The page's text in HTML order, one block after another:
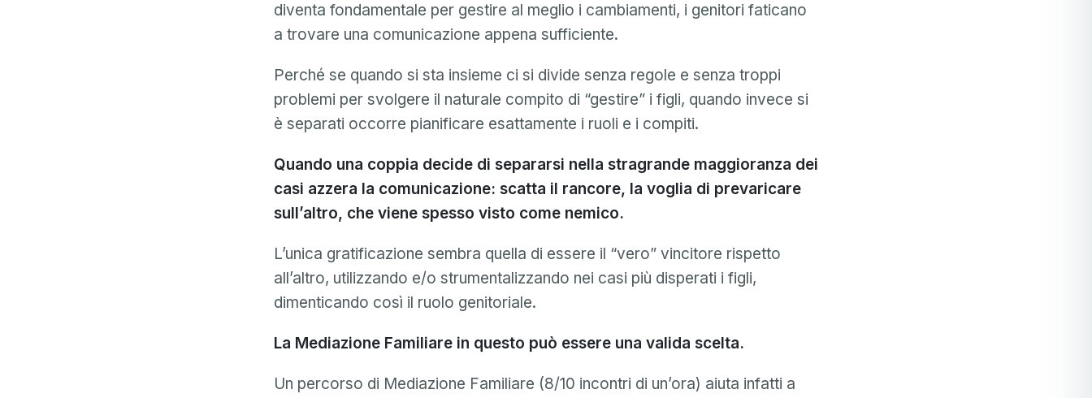
diventa fondamentale per gestire al meglio i cambiamenti, i genitori faticano
a trovare una comunicazione appena sufficiente.
Perché se quando si sta insieme ci si divide senza regole e senza troppi
problemi per svolgere il naturale compito di “gestire” i figli, quando invece si
è separati occorre pianificare esattamente i ruoli e i compiti.
Quando una coppia decide di separarsi nella stragrande maggioranza dei
casi azzera la comunicazione: scatta il rancore, la voglia di prevaricare
sull’altro, che viene spesso visto come nemico.
L’unica gratificazione sembra quella di essere il “vero” vincitore rispetto
all’altro, utilizzando e/o strumentalizzando nei casi più disperati i figli,
dimenticando così il ruolo genitoriale.
La Mediazione Familiare in questo può essere una valida scelta.
Un percorso di Mediazione Familiare (8/10 incontri di un’ora) aiuta infatti a